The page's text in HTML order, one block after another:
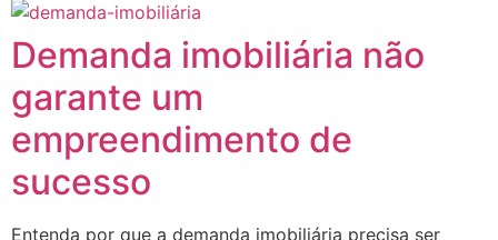
Demanda imobiliária não
garante um
empreendimento de
sucesso
Entenda por que a demanda imobiliária precisa ser